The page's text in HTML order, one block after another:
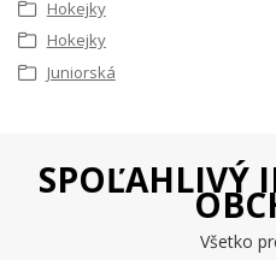
Hokejky
Hokejky
Juniorská
SPOĽAHLIVÝ
Všetko